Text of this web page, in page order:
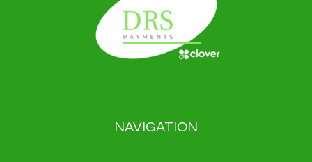
NAVIGATION